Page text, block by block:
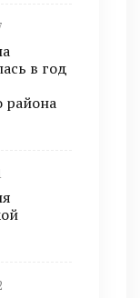
в год
района